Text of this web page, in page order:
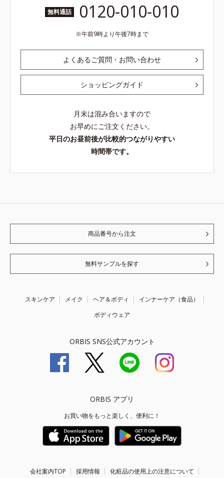
無料通話 0120-010-010
午前9時より午後7時まで
よくあるご質問・お問い合わせ
ショッピングガイド
月末は混み合いますので
お早めにご注文ください。
平日のお昼前後が比較的つながりやすい
時間帯です。
商品番号から注文
無料サンプルを探す
スキンケア メイク ヘア＆ボディ
インナーケア（食品）
ボディウェア
ORBIS SNS公式アカウント
ORBIS アプリ
お買い物をもっと楽しく、便利に！
会社案内TOP 採用情報 化粧品の使用上の注意について